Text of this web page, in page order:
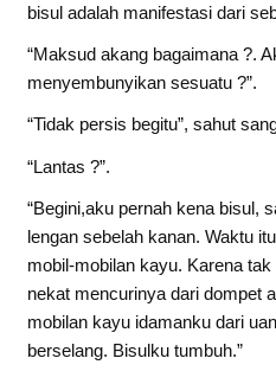
bisul adalah manifestasi dari
“Maksud akang bagaimana ?.
menyembunyikan sesuatu ?”.
“Tidak persis begitu”, sahut
“Lantas ?”.
“Begini,aku pernah kena bisul,
lengan sebelah kanan. Waktu
mobil-mobilan kayu. Karena
nekat mencurinya dari dompet
mobilan kayu idamanku dari
berselang. Bisulku tumbuh.”